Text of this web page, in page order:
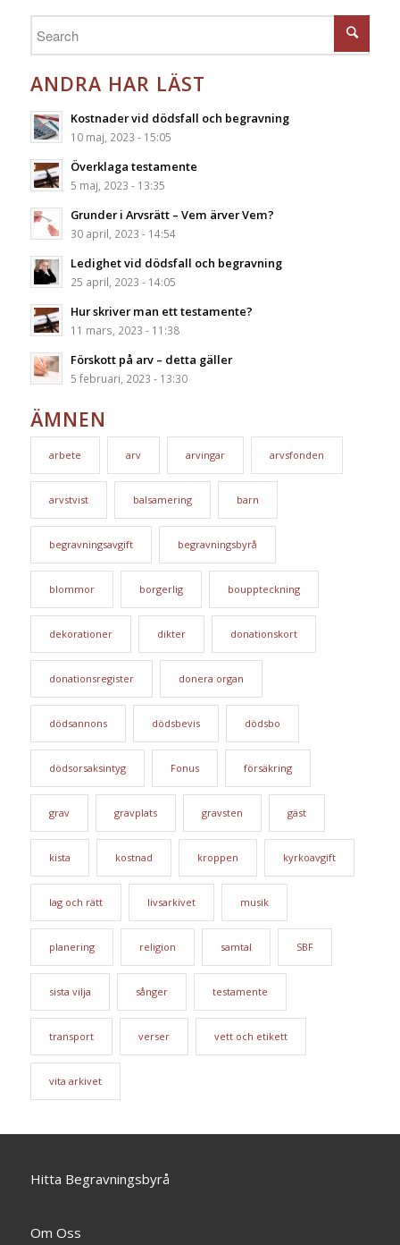
ANDRA HAR LÄST
Kostnader vid dödsfall och begravning
10 maj, 2023 - 15:05
Överklaga testamente
5 maj, 2023 - 13:35
Grunder i Arvsrätt – Vem ärver Vem?
30 april, 2023 - 14:54
Ledighet vid dödsfall och begravning
25 april, 2023 - 14:05
Hur skriver man ett testamente?
11 mars, 2023 - 11:38
Förskott på arv – detta gäller
5 februari, 2023 - 13:30
ÄMNEN
arbete arv arvingar arvsfonden
arvstvist balsamering barn
begravningsavgift begravningsbyrå
blommor borgerlig bouppteckning
dekorationer dikter donationskort
donationsregister donera organ
dödsannons dödsbevis dödsbo
dödsorsaksintyg Fonus försäkring
grav gravplats gravsten gäst
kista kostnad kroppen kyrkoavgift
lag och rätt livsarkivet musik
planering religion samtal SBF
sista vilja sånger testamente
transport verser vett och etikett
vita arkivet
Hitta Begravningsbyrå
Om Oss